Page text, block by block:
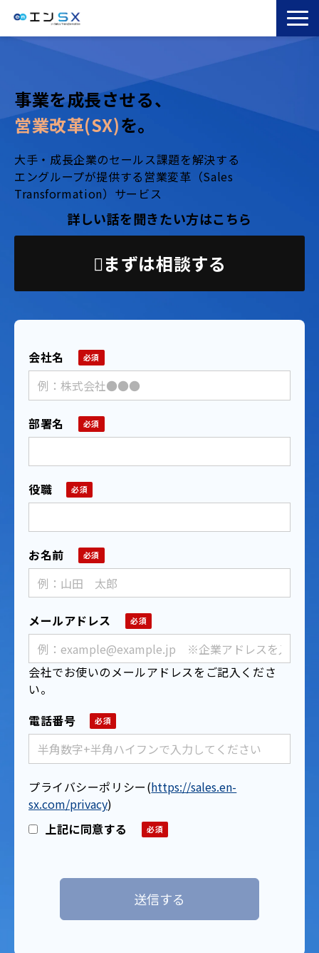
エンSXとは
サービス一覧
導入事例
お役立ちブログ
セミナー
コラム
事業を成長させる、
営業改革(SX)を。
大手・成長企業のセールス課題を解決する
エングループが提供する営業変革（Sales
Transformation）サービス
詳しい話を聞きたい方はこちら
まずは相談する
会社名
部署名
役職
お名前
メールアドレス
会社でお使いのメールアドレスをご記入くださ
い。
電話番号
プライバシーポリシー(https://sales.en-
sx.com/privacy)
上記に同意する